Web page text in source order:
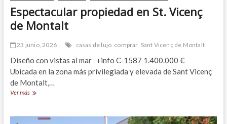
Espectacular propiedad en St. Vicenç
de Montalt
23 junio, 2026 casas de lujo comprar Sant Vicenç de Montalt
Diseño con vistas al mar +info C-1587 1.400.000 €
Ubicada en la zona más privilegiada y elevada de Sant Vicenç
de Montalt,…
Ver másEspectacular
St.